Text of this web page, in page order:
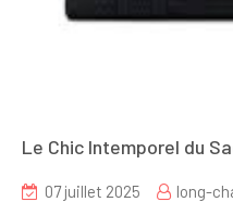
Le Chic Intemporel du
07 juillet 2025 long-